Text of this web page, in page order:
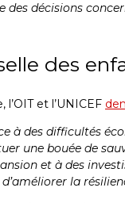
des décisions
des
et l’UNICEF
à des difficultés
une bouée de
et à des
la